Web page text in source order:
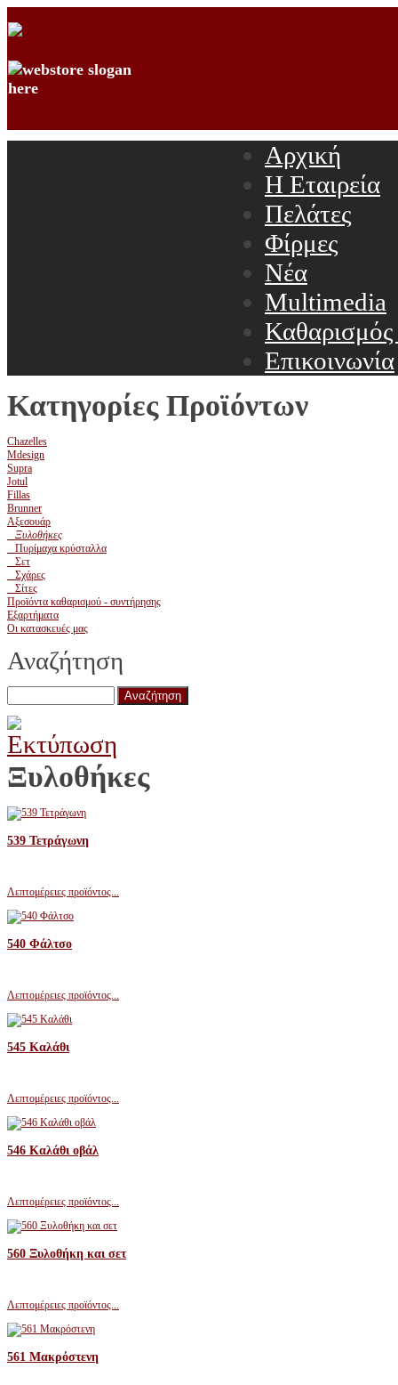
Αρχική
Η Εταιρεία
Πελάτες
Φίρμες
Νέα
Multimedia
Επικοινωνία
Κατηγορίες Προϊόντων
Chazelles
Mdesign
Supra
Jotul
Fillas
Brunner
Αξεσουάρ
Ξυλοθήκες
Πυρίμαχα κρύσταλλα
Σετ
Σχάρες
Σίτες
Προϊόντα καθαρισμού - συντήρησης
Εξαρτήματα
Οι κατασκευές μας
Αναζήτηση
Ξυλοθήκες
539 Τετράγωνη
Λεπτομέρειες προϊόντος...
540 Φάλτσο
Λεπτομέρειες προϊόντος...
545 Καλάθι
Λεπτομέρειες προϊόντος...
546 Καλάθι οβάλ
Λεπτομέρειες προϊόντος...
560 Ξυλοθήκη και σετ
Λεπτομέρειες προϊόντος...
561 Μακρόστενη